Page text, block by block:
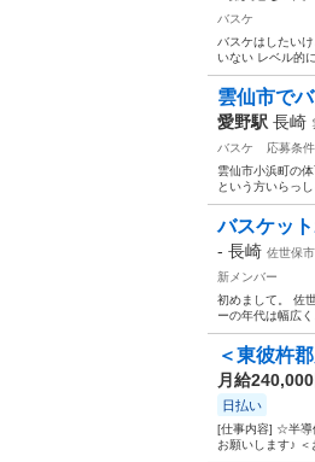
バスケ
バスケはしたい
いない レベル的
雲仙市で
愛野駅 長崎
バスケ
応募条
雲仙市小浜町の
という方いらっ
バスケッ
- 長崎 佐世保市
新メンバー
初めまして。 佐
ーの年代は幅広
＜東彼杵
月給
日払い
[仕事内容] ☆半導
お願いします♪